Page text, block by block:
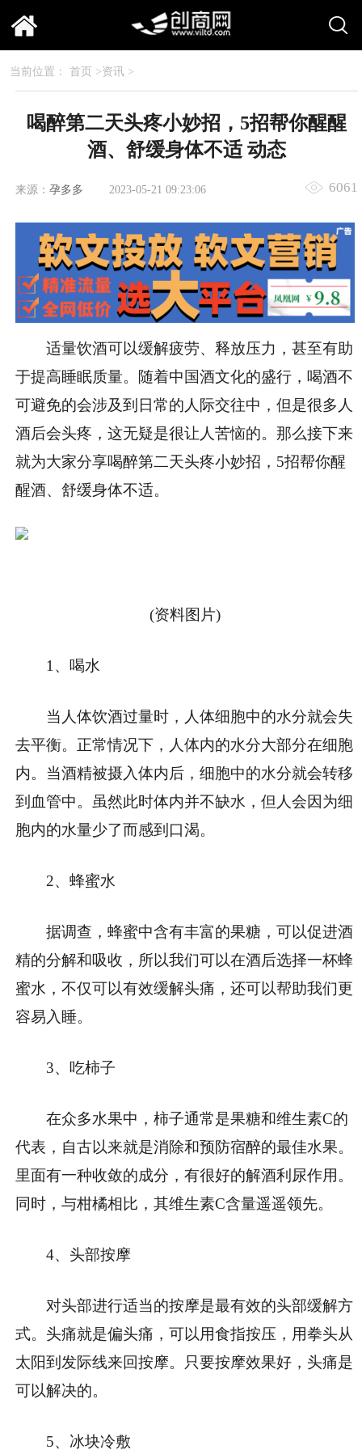
当前位置： 首页 >资讯>
喝醉第二天头疼小妙招，5招帮你醒醒
酒、舒缓身体不适 动态
来源： 孕多多 2023-05-21 09:23:06 6061
适量饮酒可以缓解疲劳、释放压力，甚至有助
于提高睡眠质量。随着中国酒文化的盛行，喝酒不
可避免的会涉及到日常的人际交往中，但是很多人
酒后会头疼，这无疑是很让人苦恼的。那么接下来
就为大家分享喝醉第二天头疼小妙招，5招帮你醒
醒酒、舒缓身体不适。
(资料图片)
1、喝水
当人体饮酒过量时，人体细胞中的水分就会失
去平衡。正常情况下，人体内的水分大部分在细胞
内。当酒精被摄入体内后，细胞中的水分就会转移
到血管中。虽然此时体内并不缺水，但人会因为细
胞内的水量少了而感到口渴。
2、蜂蜜水
据调查，蜂蜜中含有丰富的果糖，可以促进酒
精的分解和吸收，所以我们可以在酒后选择一杯蜂
蜜水，不仅可以有效缓解头痛，还可以帮助我们更
容易入睡。
3、吃柿子
在众多水果中，柿子通常是果糖和维生素C的
代表，自古以来就是消除和预防宿醉的最佳水果。
里面有一种收敛的成分，有很好的解酒利尿作用。
同时，与柑橘相比，其维生素C含量遥遥领先。
4、头部按摩
对头部进行适当的按摩是最有效的头部缓解方
式。头痛就是偏头痛，可以用食指按压，用拳头从
太阳到发际线来回按摩。只要按摩效果好，头痛是
可以解决的。
5、冰块冷敷